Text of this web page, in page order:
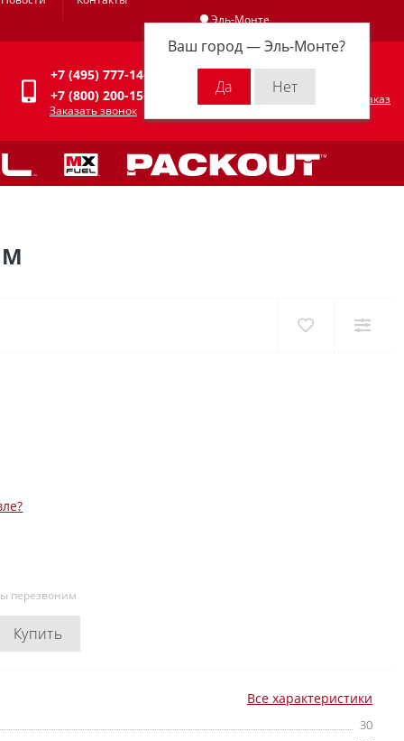
Эль-Монте
Ваш город —Эль-Монте?
Личный кабинет
+7 (495) 777-14-94
+7 (800) 200-15-94
Заказать звонок
Оформить заказ
перезвоним
Купить
Все характеристики
30